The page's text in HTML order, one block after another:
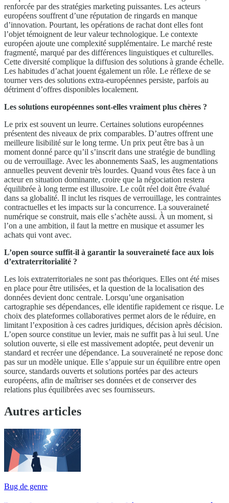
renforcée par des stratégies marketing puissantes. Les acteurs
européens souffrent d’une réputation de ringards en manque
d’innovation. Pourtant, les opérations de rachat dont elles font
l’objet témoignent de leur valeur technologique. Le contexte
européen ajoute une complexité supplémentaire. Le marché reste
fragmenté, marqué par des différences linguistiques et culturelles.
Cette diversité complique la diffusion des solutions à grande échelle.
Les habitudes d’achat jouent également un rôle. Le réflexe de se
tourner vers des solutions extra-européennes persiste, parfois au
détriment d’offres disponibles localement.
Les solutions européennes sont-elles vraiment plus chères ?
Le prix est souvent un leurre. Certaines solutions européennes
présentent des niveaux de prix comparables. D’autres offrent une
meilleure lisibilité sur le long terme. Un prix peut être bas à un
moment donné parce qu’il s’inscrit dans une stratégie de bundling
ou de verrouillage. Avec les abonnements SaaS, les augmentations
annuelles peuvent devenir très lourdes. Quand vous êtes face à un
acteur en situation dominante, croire que la négociation restera
équilibrée à long terme est illusoire. Le coût réel doit être évalué
dans sa globalité. Il inclut les risques de verrouillage, les contraintes
contractuelles et les impacts sur la concurrence. La souveraineté
numérique se construit, mais elle s’achète aussi. À un moment, si
l’on a une ambition, il faut la mettre en musique et assumer les
achats qui vont avec.
L’open source suffit-il à garantir la souveraineté face aux lois
d’extraterritorialité ?
Les lois extraterritoriales ne sont pas théoriques. Elles ont été mises
en place pour être utilisées, et la question de la localisation des
données devient donc centrale. Lorsqu’une organisation
cartographie ses dépendances, elle identifie rapidement ce risque. Le
choix des plateformes collaboratives permet alors de le réduire, en
limitant l’exposition à ces cadres juridiques, décision après décision.
L’open source constitue un levier, mais ne suffit pas à lui seul. Une
solution ouverte, si elle est massivement adoptée, peut devenir un
standard et recréer une dépendance. La souveraineté ne repose donc
pas sur un modèle unique. Elle s’appuie sur un équilibre entre open
source, standards ouverts et solutions portées par des acteurs
européens, afin de maîtriser ses données et de conserver des
relations plus équilibrées avec ses fournisseurs.
Autres articles
Bug de genre